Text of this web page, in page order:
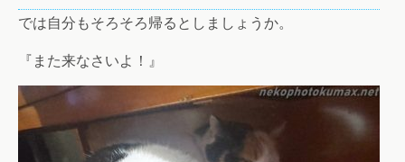
では自分もそろそろ帰るとしましょうか。
『また来なさいよ！』